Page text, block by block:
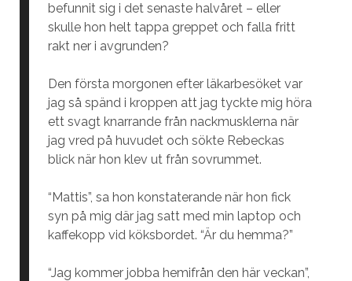
befunnit sig i det senaste halvåret – eller
skulle hon helt tappa greppet och falla fritt
rakt ner i avgrunden?
Den första morgonen efter läkarbesöket var
jag så spänd i kroppen att jag tyckte mig höra
ett svagt knarrande från nackmusklerna när
jag vred på huvudet och sökte Rebeckas
blick när hon klev ut från sovrummet.
“Mattis”, sa hon konstaterande när hon fick
syn på mig där jag satt med min laptop och
kaffekopp vid köksbordet. “Är du hemma?”
“Jag kommer jobba hemifrån den här veckan”,